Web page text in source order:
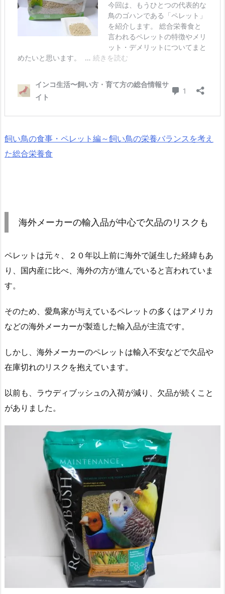
飼い鳥の食事・ペレット編～飼い鳥の栄養バランスを考え
た総合栄養食
海外メーカーの輸入品が中心で欠品のリスクも
ペレットは元々、２０年以上前に海外で誕生した経緯もあ
り、国内産に比べ、海外の方が進んでいると言われていま
す。
そのため、愛鳥家が与えているペレットの多くはアメリカ
などの海外メーカーが製造した輸入品が主流です。
しかし、海外メーカーのペレットは輸入不安などで欠品や
在庫切れのリスクを抱えています。
以前も、ラウディブッシュの入荷が減り、欠品が続くこと
がありました。